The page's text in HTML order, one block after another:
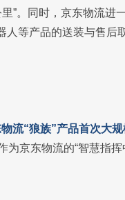
”。同时，京东物流进
等产品的送装与售后
流“狼族”产品首次大规
为京东物流的“智慧指